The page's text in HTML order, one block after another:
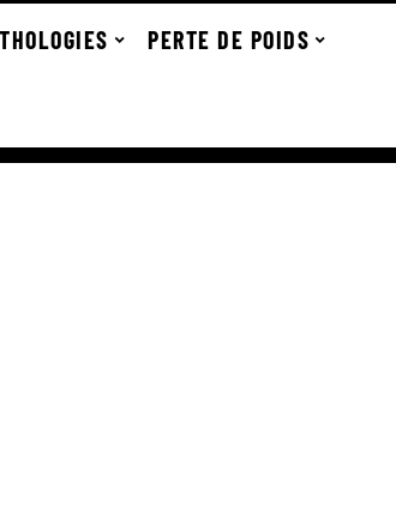
PERTE DE POIDS